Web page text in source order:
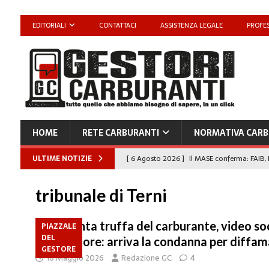
EDITORIALI CONTATTACI ASSISTENZA LEGALE
HOME RETE CARBURANTI NORMATIVA
ULTIME NOTIZIE [ 6 Agosto 2026 ] Il MASE conferma:
[ 6 Agosto 2026 ]
“Da ‘Qui ci puoi fare
Enilive diventa nazionale”
EDITORIALI
[ 4 Agosto 2026 ] Caro Carburanti,
[ 4 Agosto 2026 ] Carburanti, Sperduto
tribunale di Terni
PIAZZALE
DEL
GESTORE
Presunta truffa del carburante, video
distributore: arriva la condanna per
18 Maggio 2026 Redazione GC 4